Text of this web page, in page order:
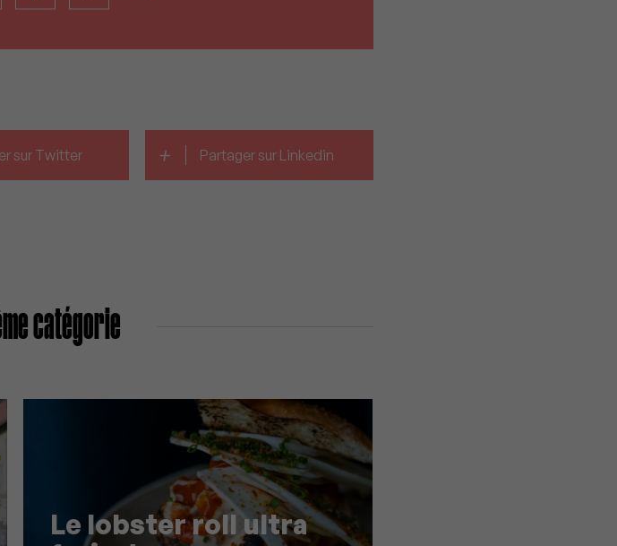
sur Twitter + Partager sur Linkedin
catégorie
Le lobster roll ultra